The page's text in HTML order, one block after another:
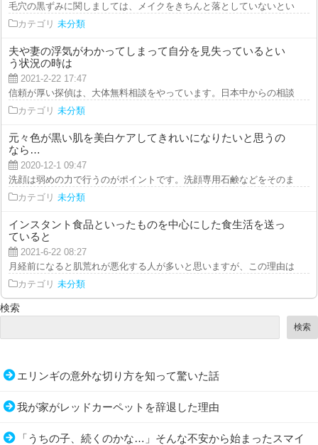
毛穴の黒ずみに関しましては、メイクをきちんと落としていないというこ
カテゴリ 未分類
夫や妻の浮気がわかってしまって自分を見失っているとい
う状況の時は
2021-2-22 17:47
信頼が厚い探偵は、大体無料相談をやっています。日本中からの相談を受
カテゴリ 未分類
元々色が黒い肌を美白ケアしてきれいになりたいと思うの
なら…
2020-12-1 09:47
洗顔は弱めの力で行うのがポイントです。洗顔専用石鹸などをそのまま肌
カテゴリ 未分類
インスタント食品といったものを中心にした食生活を送っ
ていると
2021-6-22 08:27
月経前になると肌荒れが悪化する人が多いと思いますが、この理由は、ホ
カテゴリ 未分類
検索
検索
エリンギの意外な切り方を知って驚いた話
我が家がレッドカーペットを辞退した理由
「うちの子、続くのかな…」そんな不安から始まったスマイ